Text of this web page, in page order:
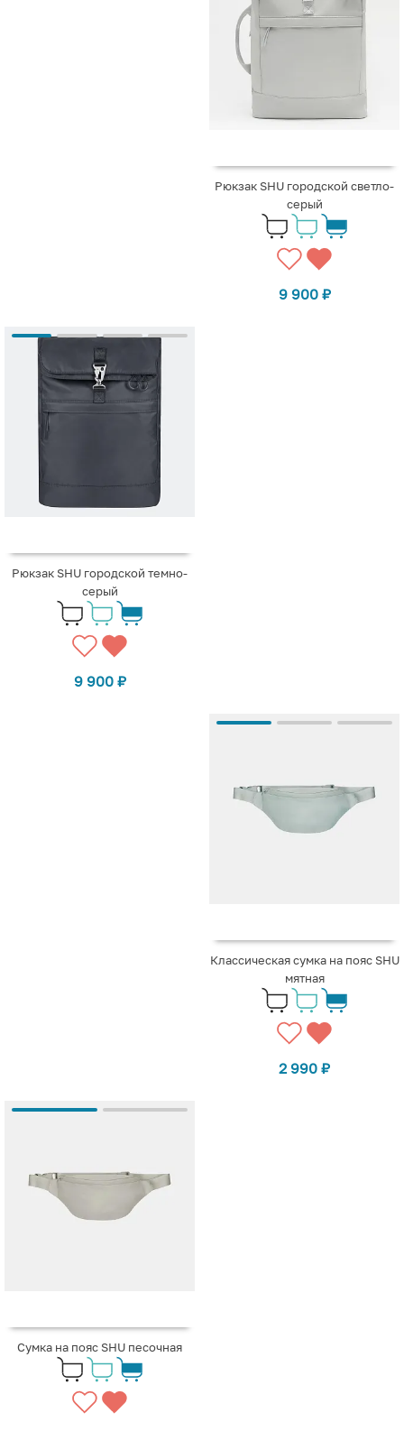
Рюкзак SHU городской светло-
серый
9 900 ₽
Рюкзак SHU городской темно-
серый
9 900 ₽
Классическая сумка на пояс SHU
мятная
2 990 ₽
Сумка на пояс SHU песочная